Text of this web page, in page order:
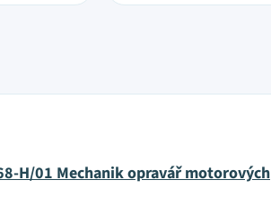
H/01 Mechanik opravář motorových